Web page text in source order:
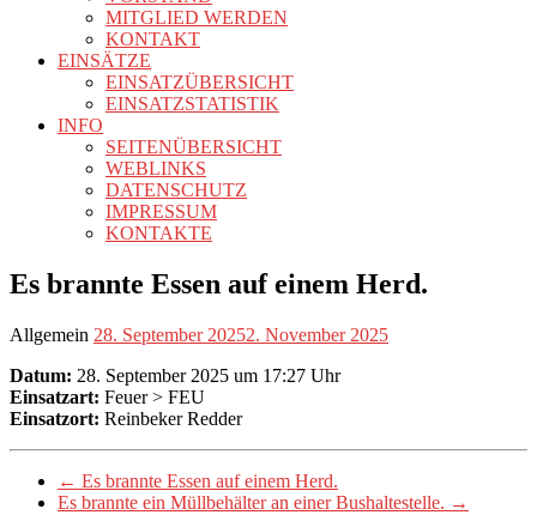
MITGLIED WERDEN
KONTAKT
EINSÄTZE
EINSATZÜBERSICHT
EINSATZSTATISTIK
INFO
SEITENÜBERSICHT
WEBLINKS
DATENSCHUTZ
IMPRESSUM
KONTAKTE
Es brannte Essen auf einem Herd.
Allgemein 28. September 20252. November 2025
Datum: 28. September 2025 um 17:27 Uhr
Einsatzart: Feuer > FEU
Einsatzort: Reinbeker Redder
← Es brannte Essen auf einem Herd.
Es brannte ein Müllbehälter an einer Bushaltestelle. →